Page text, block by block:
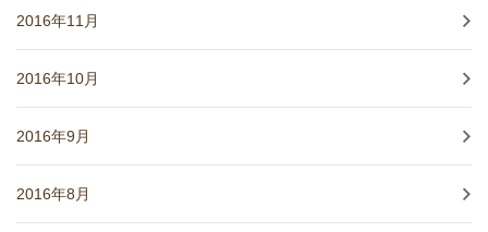
2016年11月
2016年10月
2016年9月
2016年8月